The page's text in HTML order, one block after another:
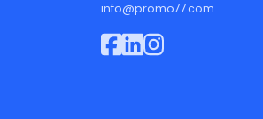
info@promo77.com